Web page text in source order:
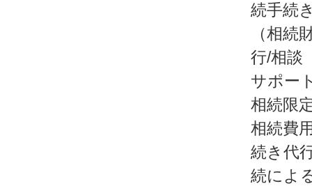
続手続
（相続
行/相談
サポー
相続限
相続費
続き代
続によ